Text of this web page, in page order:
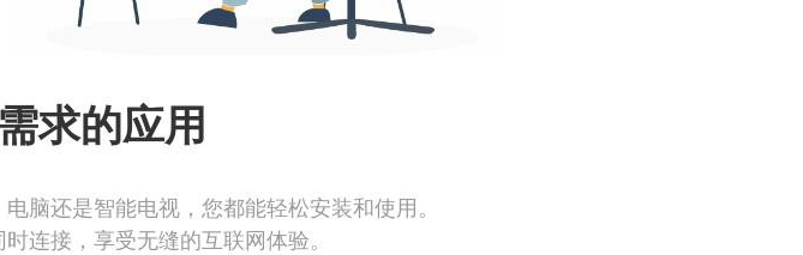
求的应用
脑还是智能电视，您都能轻松安装和使用。
连接，享受无缝的互联网体验。